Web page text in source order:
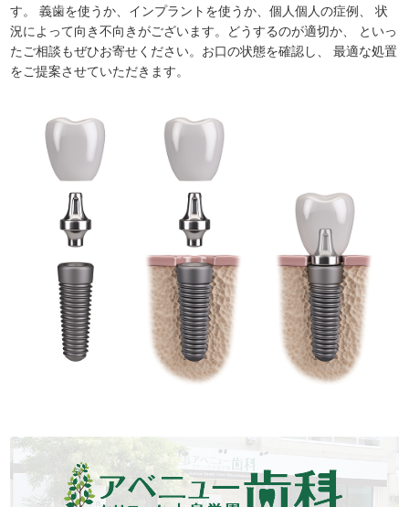
す。 義歯を使うか、インプラントを使うか、個人個人の症例、 状
況によって向き不向きがございます。どうするのが適切か、 といっ
たご相談もぜひお寄せください。お口の状態を確認し、 最適な処置
をご提案させていただきます。